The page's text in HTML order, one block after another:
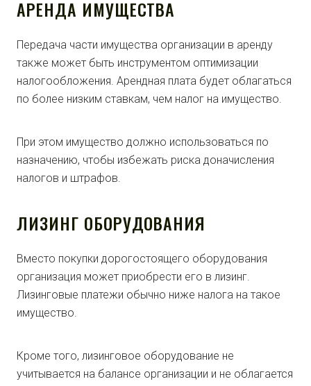
АРЕНДА ИМУЩЕСТВА
Передача части имущества организации в аренду
также может быть инструментом оптимизации
налогообложения. Арендная плата будет облагаться
по более низким ставкам, чем налог на имущество.
При этом имущество должно использоваться по
назначению, чтобы избежать риска доначисления
налогов и штрафов.
ЛИЗИНГ ОБОРУДОВАНИЯ
Вместо покупки дорогостоящего оборудования
организация может приобрести его в лизинг.
Лизинговые платежи обычно ниже налога на такое
имущество.
Кроме того, лизинговое оборудование не
учитывается на балансе организации и не облагается